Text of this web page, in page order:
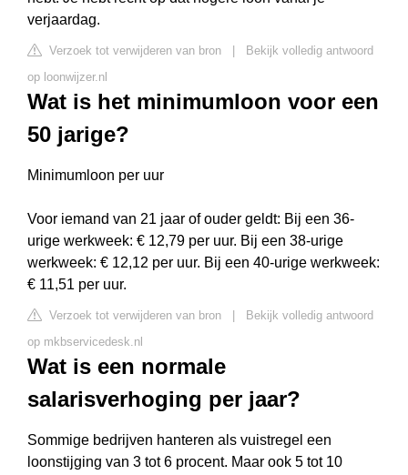
verjaardag.
Verzoek tot verwijderen van bron
Bekijk volledig antwoord
op loonwijzer.nl
Wat is het minimumloon voor een
50 jarige?
Minimumloon per uur
Voor iemand van 21 jaar of ouder geldt: Bij een 36-
urige werkweek: € 12,79 per uur. Bij een 38-urige
werkweek: € 12,12 per uur. Bij een 40-urige werkweek:
€ 11,51 per uur.
Verzoek tot verwijderen van bron
Bekijk volledig antwoord
op mkbservicedesk.nl
Wat is een normale
salarisverhoging per jaar?
Sommige bedrijven hanteren als vuistregel een
loonstijging van 3 tot 6 procent. Maar ook 5 tot 10